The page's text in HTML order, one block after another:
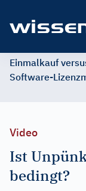
Einmalkauf
Software-
Video
Ist
bedingt?